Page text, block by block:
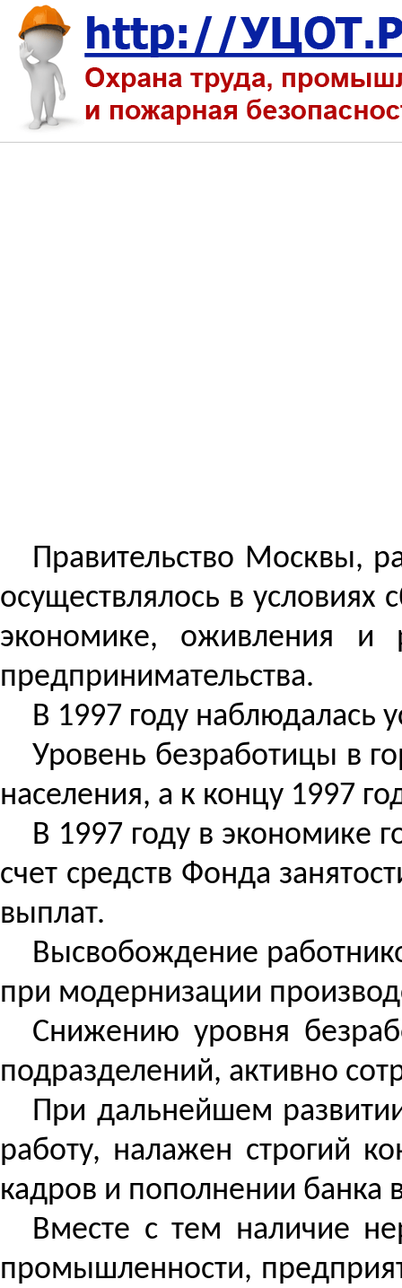
Правительство Москвы,
осуществлялось в
экономике, оживления и
предпринимательства.
В 1997 году наблюдалась
Уровень безработицы в
населения, а к концу 1997
В 1997 году в экономике
счет средств Фонда
выплат.
Высвобождение
при модернизации
Снижению уровня
подразделений, активно
При дальнейшем
работу, налажен строгий
кадров и пополнении
Вместе с тем наличие
промышленности,